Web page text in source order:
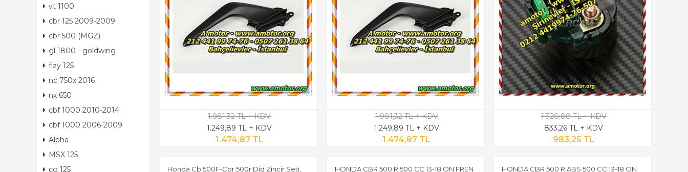
vt 1100
cbr 125 2009-2009
cbr 500 (MGZ)
gl 1800 - goldwing
fizy 125
nc 750x 2016
nx 650
cbf 1000 2010-2014
cbf 1000 2006-2009
Alpha
MSX 125
cg 125
1.981,32 TL + KDV
1.249,89 TL + KDV
1.474,87 TL
1.981,32 TL + KDV
1.249,89 TL + KDV
1.474,87 TL
1.320,88 TL + KDV
833,26 TL + KDV
983,25 TL
Honda Cb 500F-Cbr 500r Did Zincir Seti,
HONDA CBR 500 R 500 CC 13-18 ÖN FREN
HONDA CBR 500 R ABS 500 CC 13-18 ÖN